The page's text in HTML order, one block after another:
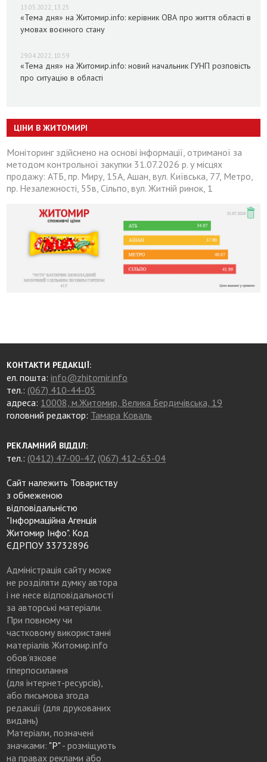
13.05.2022, 13:25
«Тема дня» на Житомир.info: керівник ОВА про життя області в
умовах воєнного стану
29.04.2022, 10:59
«Тема дня» на Житомир.info: новий начальник ГУНП розповість
про ситуацію в області
ЦІНИ В ЖИТОМИРІ
Моніторинг здійснено на основі інформації, отриманої за
методом контрольної закупки 31.07.2026 р. у місцях
продажу: АТБ, пр. Миру, 15А, Ашан, вул. Київська, 77, Метро,
пр. Незалежності, 55в, Сільпо, вул. Житній ринок, 1
КОНТАКТИ РЕДАКЦІЇ:
ел. пошта:info@zhitomir.info
тел.: (067) 410-44-05
адреса: 10008, м.Житомир, Велика Бердичівська, 19
головний редактор: Тамара Коваль
РЕКЛАМНИЙ ВІДДІЛ:
тел.: (0412) 47-00-47, (067) 412-63-04
Сайт належить Товариству
з обмеженою
відповідальністю
"Інформаційна Агенція
Житомир Інфо". Код
ЄДРПОУ 33732896
Адміністрація сайту може
не розділяти думку автора
і не несе відповідальності
за авторські матеріали.
При повному чи
частковому використанні
матеріалів Житомир.info
обов’язкове
гіперпосилання
(для інтернет-ресурсів),
або письмова згода
редакції (для друкованих
видань)
Матеріали, позначені
значками: "Р"- розміщують
на правах реклами або